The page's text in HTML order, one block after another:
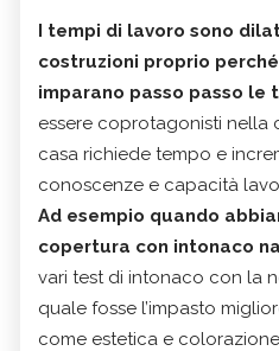
I tempi di lavoro sono
costruzioni proprio
imparano passo passo le
essere coprotagonisti nella
casa richiede tempo e
conoscenze e capacità
Ad esempio quando
copertura con intonaco
vari test di intonaco con la
quale fosse l’impasto
come estetica e